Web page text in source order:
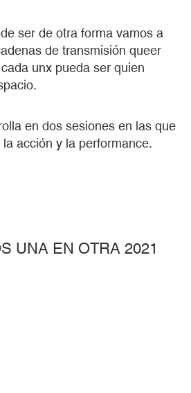
ser de otra forma vamos a
de transmisión queer
unx pueda ser quien
en dos sesiones en las que
acción y la performance.
UNA EN OTRA 2021